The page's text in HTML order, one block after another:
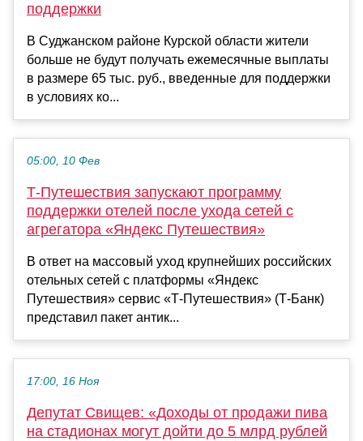
поддержки
В Суджанском районе Курской области жители
больше не будут получать ежемесячные выплаты
в размере 65 тыс. руб., введенные для поддержки
в условиях ко...
05:00, 10 Фев
Т-Путешествия запускают программу
поддержки отелей после ухода сетей с
агрегатора «Яндекс Путешествия»
В ответ на массовый уход крупнейших российских
отельных сетей с платформы «Яндекс
Путешествия» сервис «Т-Путешествия» (Т-Банк)
представил пакет антик...
17:00, 16 Ноя
Депутат Свищев: «Доходы от продажи пива
на стадионах могут дойти до 5 млрд рублей